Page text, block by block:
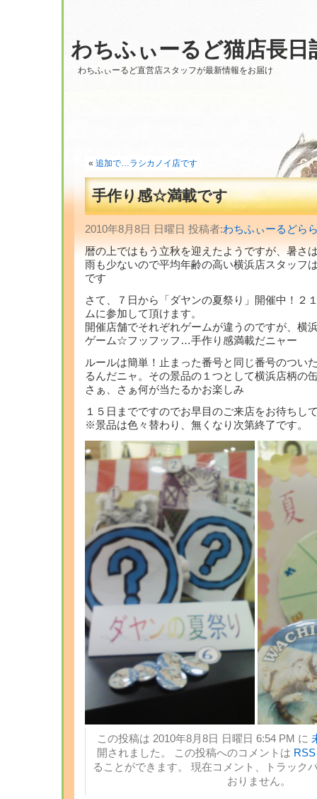
わちふぃーるど猫店長日
わちふぃーるど直営店スタッフが最新情報をお届け
« 追加で…ラシカノイ店です
手作り感☆満載です
2010年8月8日 日曜日 投稿者:わちふぃーるどら
暦の上ではもう立秋を迎えたようですが、暑さ
雨も少ないので平均年齢の高い横浜店スタッフ
です
さて、７日から「ダヤンの夏祭り」開催中！２
ムに参加して頂けます。
開催店舗でそれぞれゲームが違うのですが、横
ゲーム☆フッフッフ…手作り感満載だニャー
ルールは簡単！止まった番号と同じ番号のつい
るんだニャ。その景品の１つとして横浜店柄の
さぁ、さぁ何が当たるかお楽しみ
１５日までですのでお早目のご来店をお待ちし
※景品は色々替わり、無くなり次第終了です。
この投稿は 2010年8月8日 日曜日 6:54 PM に
開されました。 この投稿へのコメントは
ることができます。 現在コメント、トラック
おりません。